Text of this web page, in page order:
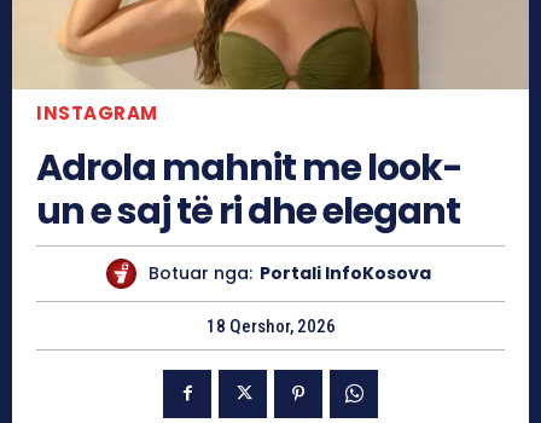
INSTAGRAM
Adrola mahnit me look-
un e saj të ri dhe elegant
Botuar nga: Portali InfoKosova
18 Qershor, 2026